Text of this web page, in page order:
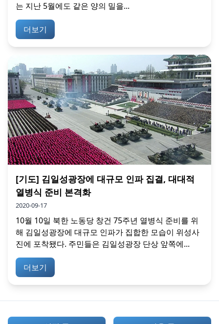
는 지난 5월에도 같은 양의 밀을...
더보기
[기도] 김일성광장에 대규모 인파 집결, 대대적
열병식 준비 본격화
2020-09-17
10월 10일 북한 노동당 창건 75주년 열병식 준비를 위
해 김일성광장에 대규모 인파가 집합한 모습이 위성사
진에 포착됐다. 주민들은 김일성광장 단상 앞쪽에...
더보기